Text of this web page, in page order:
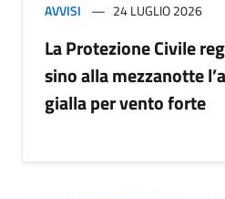
AVVISI 24 LUGLIO 2026
La Protezione Civile
sino alla mezzanotte
gialla per vento forte